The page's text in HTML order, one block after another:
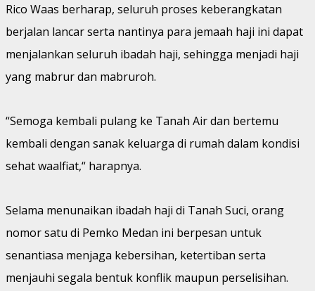
Rico Waas berharap, seluruh proses keberangkatan
berjalan lancar serta nantinya para jemaah haji ini dapat
menjalankan seluruh ibadah haji, sehingga menjadi haji
yang mabrur dan mabruroh.
“Semoga kembali pulang ke Tanah Air dan bertemu
kembali dengan sanak keluarga di rumah dalam kondisi
sehat waalfiat,“ harapnya.
Selama menunaikan ibadah haji di Tanah Suci, orang
nomor satu di Pemko Medan ini berpesan untuk
senantiasa menjaga kebersihan, ketertiban serta
menjauhi segala bentuk konflik maupun perselisihan.